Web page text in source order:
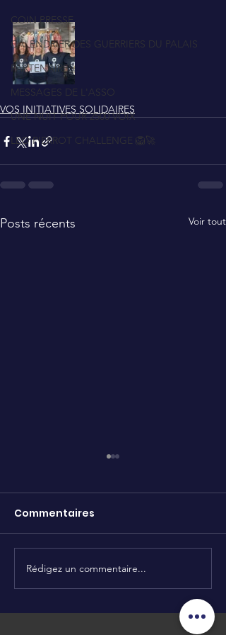
COIN PRESSE
CALENDRIER DES GUERRIERS DU PALAIS
PARTENAIRES
MESSAGES DE L'ASSO
UNE NUIT POUR 2500 VOIX
LEO PIERROT CHALLENGE 🦁🚀
VOS INITIATIVES SOLIDAIRES
Posts récents Voir tout
Initiative solidaire 🥰
Commentaires
Rédigez un commentaire...